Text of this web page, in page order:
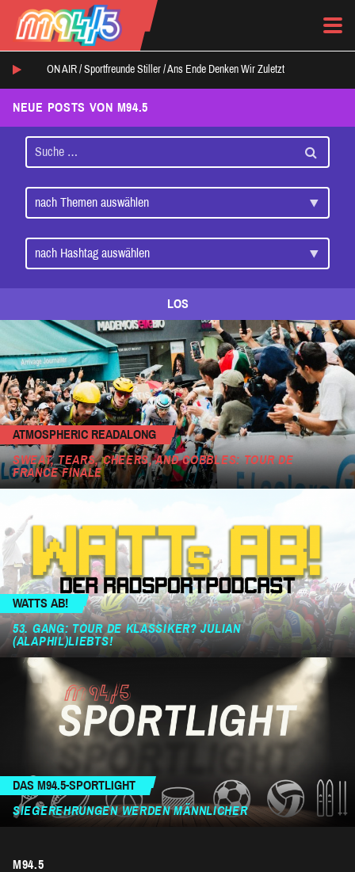
ON AIR / Sportfreunde Stiller /Ans Ende Denken Wir Zuletzt
NEUE POSTS VON M94.5
LOS
ATMOSPHERIC READALONG
SWEAT, TEARS, CHEERS, AND COBBLES: TOUR DE
FRANCE FINALE
WATTS AB!
53. GANG: TOUR DE KLASSIKER? JULIAN
(ALAPHIL)LIEBTS!
DAS M94.5-SPORTLIGHT
SIEGEREHRUNGEN WERDEN MÄNNLICHER
M94.5